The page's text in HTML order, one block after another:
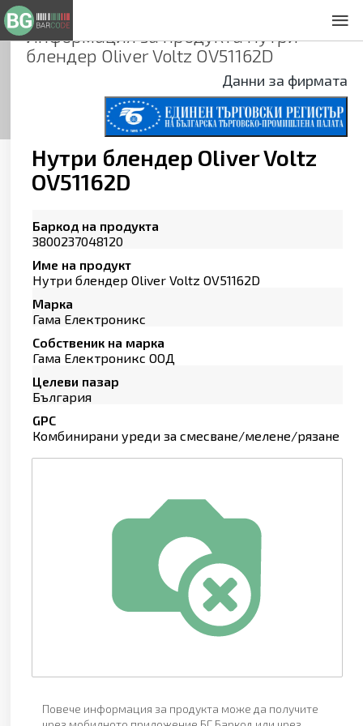
Информация за продуктаНутри
блендер Oliver Voltz OV51162D
Данни за фирмата
Нутри блендер Oliver Voltz
OV51162D
Баркод на продукта
3800237048120
Име на продукт
Нутри блендер Oliver Voltz OV51162D
Марка
Гама Електроникс
Собственик на марка
Гама Електроникс ООД
Целеви пазар
България
GPC
Комбинирани уреди за смесване/мелене/рязане
Повече информация за продукта може да получите
Общи условия
Декларация за проверителност
Заснемане на продукти
Контакти